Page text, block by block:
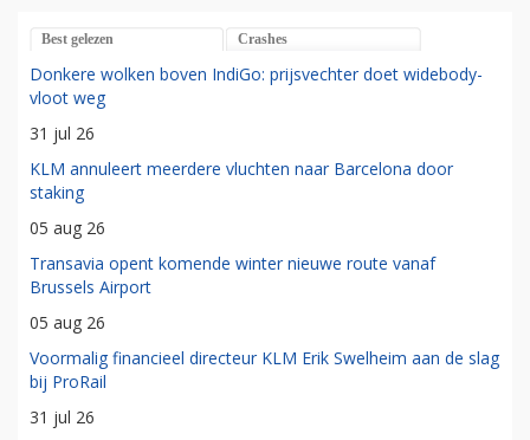
Best gelezen Crashes
Donkere wolken boven IndiGo: prijsvechter doet widebody-
vloot weg
31 jul 26
KLM annuleert meerdere vluchten naar Barcelona door
staking
05 aug 26
Transavia opent komende winter nieuwe route vanaf
Brussels Airport
05 aug 26
Voormalig financieel directeur KLM Erik Swelheim aan de slag
bij ProRail
31 jul 26